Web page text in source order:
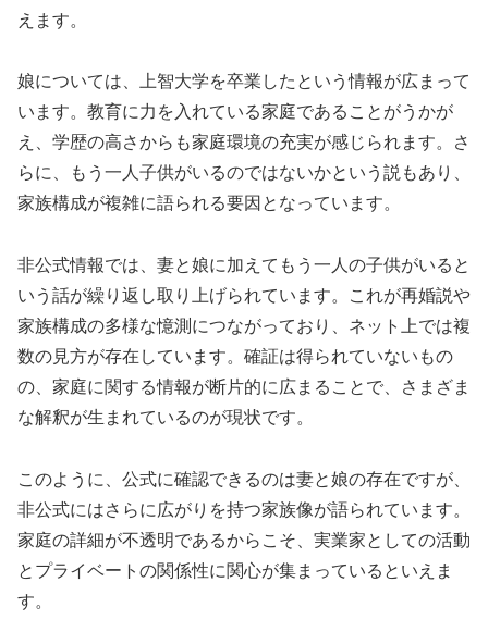
えます。
娘については、上智大学を卒業したという情報が広まって
います。教育に力を入れている家庭であることがうかが
え、学歴の高さからも家庭環境の充実が感じられます。さ
らに、もう一人子供がいるのではないかという説もあり、
家族構成が複雑に語られる要因となっています。
非公式情報では、妻と娘に加えてもう一人の子供がいると
いう話が繰り返し取り上げられています。これが再婚説や
家族構成の多様な憶測につながっており、ネット上では複
数の見方が存在しています。確証は得られていないもの
の、家庭に関する情報が断片的に広まることで、さまざま
な解釈が生まれているのが現状です。
このように、公式に確認できるのは妻と娘の存在ですが、
非公式にはさらに広がりを持つ家族像が語られています。
家庭の詳細が不透明であるからこそ、実業家としての活動
とプライベートの関係性に関心が集まっているといえま
す。